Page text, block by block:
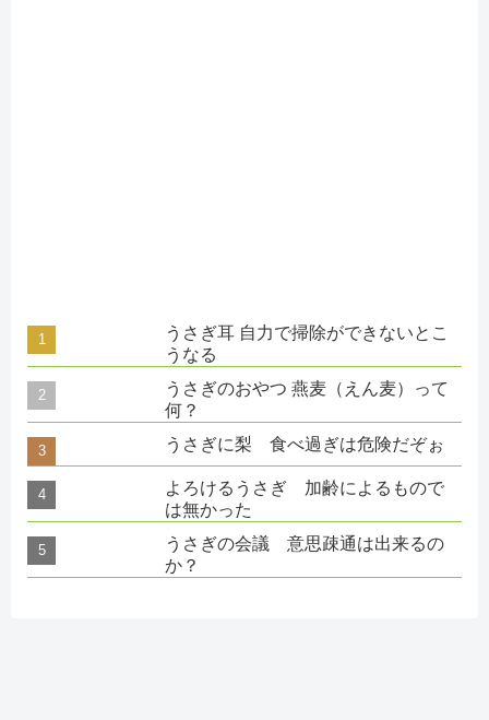
うさぎ耳 自力で掃除ができないとこ
うなる
うさぎのおやつ 燕麦（えん麦）って
何？
うさぎに梨 食べ過ぎは危険だぞぉ
よろけるうさぎ 加齢によるもので
は無かった
うさぎの会議 意思疎通は出来るの
か？